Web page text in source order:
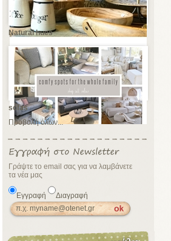
Natural hues
sofas
Προβολή όλων...
Γράψτε το email σας για να λαμβάνετε
τα νέα μας
Εγγραφή Διαγραφή